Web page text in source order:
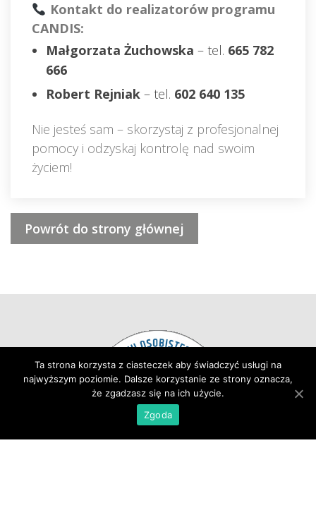
Kontakt do realizatorów programu
CANDIS:
Małgorzata Żuchowska – tel. 665 782
666
Robert Rejniak – tel. 602 640 135
Nie jesteś sam – skorzystaj z profesjonalnej
pomocy i odzyskaj kontrolę nad swoim
życiem!
Powrót do strony głównej
Ta strona korzysta z ciasteczek aby świadczyć usługi na
najwyższym poziomie. Dalsze korzystanie ze strony oznacza,
że zgadzasz się na ich użycie.
Zgoda